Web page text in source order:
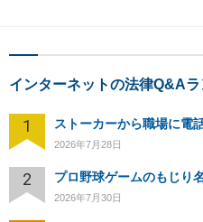
インターネットの法律Q&A
1 ストーカーから職場に電
2026年7月28日
2 プロ野球ゲームのもじり
2026年7月30日